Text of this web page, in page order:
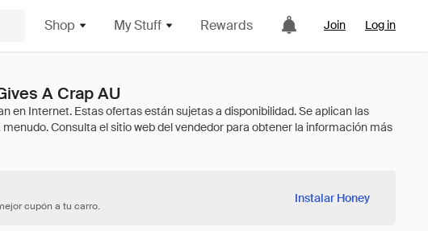
Shop My Stuff Rewards Join Log in
A Crap AU
cupón a tu carro.
Instalar Honey